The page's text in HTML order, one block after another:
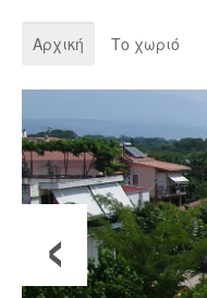
Αρχική Το χωριό
‹